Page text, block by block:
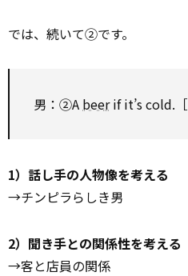
では、続いて②です。
男：②A beerif it’s cold.［
1）話し手の人物像を考える
→チンピラらしき男
2）聞き手との関係性を考える
→客と店員の関係